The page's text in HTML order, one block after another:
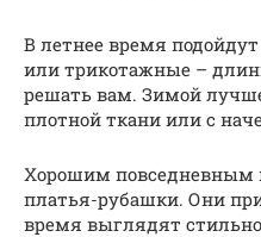
В летнее время
или трикотажные –
решать вам. Зимой
плотной ткани или с
Хорошим повседневным
платья-рубашки. Они
время выглядят